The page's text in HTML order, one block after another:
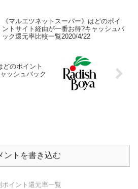
《マルエツネットスーパー》はどのポイ
ントサイト経由が一番お得?キャッシュバ
ック還元率比較一覧2020/4/22
どのポイント
ッシュバック
ントを書き込む
ポイント還元率一覧